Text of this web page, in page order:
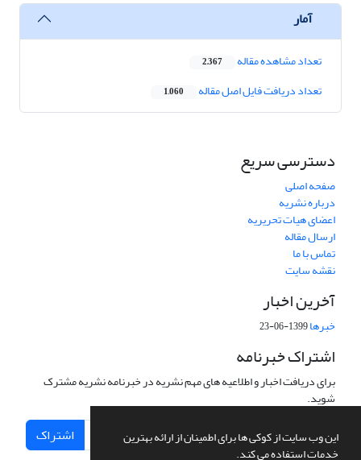
این وب سایت از کوکی ها برای اطمینان از ارائه بهترین
خدمات استفاده می کند.
آمار
تعداد مشاهده مقاله 2,367
تعداد دریافت فایل اصل مقاله 1,060
دسترسی سریع
صفحه اصلی
درباره نشریه
اعضای هیات تحریریه
ارسال مقاله
تماس با ما
نقشه سایت
آخرین اخبار
خبرها1399-06-23
اشتراک خبرنامه
برای دریافت اخبار و اطلاعیه های مهم نشریه در خبرنامه نشریه مشترک
شوید.
اشتراک